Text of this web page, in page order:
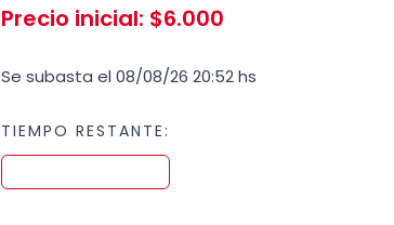
Precio inicial: $6.000
Se subasta el 08/08/26 20:52 hs
TIEMPO RESTANTE: